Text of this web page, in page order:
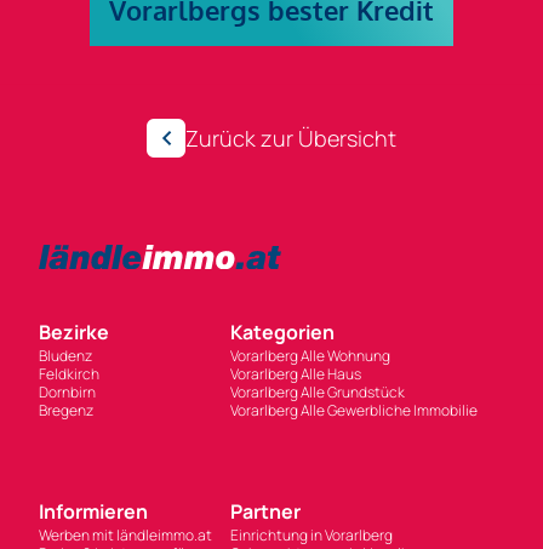
Zurück zur Übersicht
Bezirke
Bludenz
Feldkirch
Dornbirn
Bregenz
Kategorien
Vorarlberg Alle Wohnung
Vorarlberg Alle Haus
Vorarlberg Alle Grundstück
Vorarlberg Alle Gewerbliche Immobilie
Informieren
Werben mit ländleimmo.at
Partner
Einrichtung in Vorarlberg